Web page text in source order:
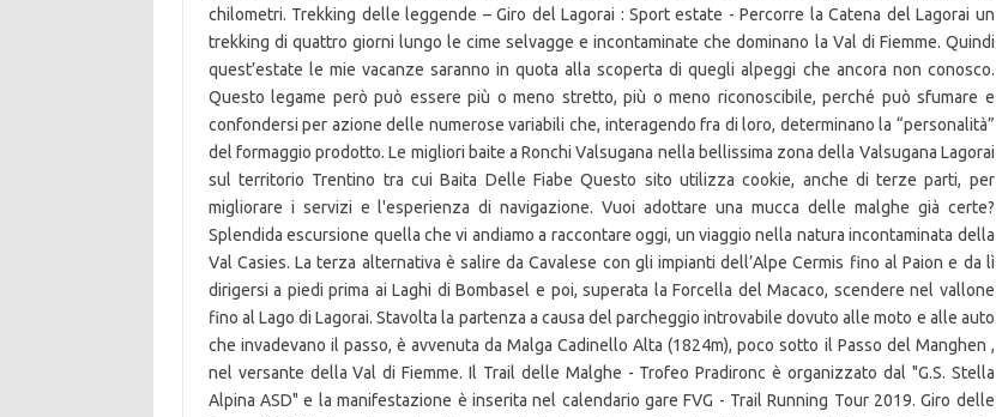
chilometri. Trekking delle leggende – Giro del Lagorai : Sport estate - Percorre la Catena del Lagorai un
trekking di quattro giorni lungo le cime selvagge e incontaminate che dominano la Val di Fiemme. Quindi
quest’estate le mie vacanze saranno in quota alla scoperta di quegli alpeggi che ancora non conosco.
Questo legame però può essere più o meno stretto, più o meno riconoscibile, perché può sfumare e
confondersi per azione delle numerose variabili che, interagendo fra di loro, determinano la “personalità”
del formaggio prodotto. Le migliori baite a Ronchi Valsugana nella bellissima zona della Valsugana Lagorai
sul territorio Trentino tra cui Baita Delle Fiabe Questo sito utilizza cookie, anche di terze parti, per
migliorare i servizi e l'esperienza di navigazione. Vuoi adottare una mucca delle malghe già certe?
Splendida escursione quella che vi andiamo a raccontare oggi, un viaggio nella natura incontaminata della
Val Casies. La terza alternativa è salire da Cavalese con gli impianti dell’Alpe Cermis fino al Paion e da lì
dirigersi a piedi prima ai Laghi di Bombasel e poi, superata la Forcella del Macaco, scendere nel vallone
fino al Lago di Lagorai. Stavolta la partenza a causa del parcheggio introvabile dovuto alle moto e alle auto
che invadevano il passo, è avvenuta da Malga Cadinello Alta (1824m), poco sotto il Passo del Manghen ,
nel versante della Val di Fiemme. Il Trail delle Malghe - Trofeo Pradironc è organizzato dal "G.S. Stella
Alpina ASD" e la manifestazione è inserita nel calendario gare FVG - Trail Running Tour 2019. Giro delle